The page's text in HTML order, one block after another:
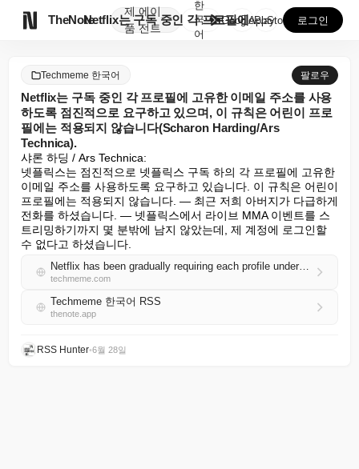
TheNote
제
품
에이
전트
Netflix는 구독 중인 각 프로필에 고유한 이메일 ...
한
국
어
GooglePlay
AppStore 로그인
Techmeme 한국어 팔로우
Netflix는 구독 중인 각 프로필에 고유한 이메일 주소를 사용
하도록 점진적으로 요구하고 있으며, 이 규칙은 어린이 프로
필에는 적용되지 않습니다(Scharon Harding/Ars
Technica).
샤론 하딩 / Ars Technica:
넷플릭스는 점진적으로 넷플릭스 구독 하의 각 프로필에 고유한
이메일 주소를 사용하도록 요구하고 있습니다. 이 규칙은 어린이
프로필에는 적용되지 않습니다. — 최근 저희 아버지가 다급하게
전화를 하셨습니다. — 넷플릭스에서 라이브 MMA 이벤트를 스
트리밍하기까지 몇 분밖에 남지 않았는데, 제 계정에 로그인할
수 없다고 하셨습니다.
Netflix has been gradually requiring each profile under a Netflix subscription to use a unique email address; the rule doesn't apply to children's profiles (Scharon Harding/Ars Technica)
techmeme.com
Techmeme 한국어 RSS
thenote.app
RSS Hunter•6월 28일